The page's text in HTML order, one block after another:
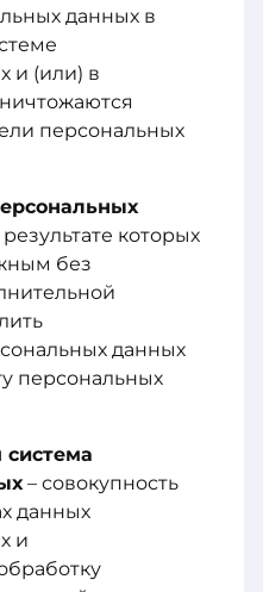
данных в
и (или) в
персональных
которых
без
данных
персональных
– совокупность
данных
и